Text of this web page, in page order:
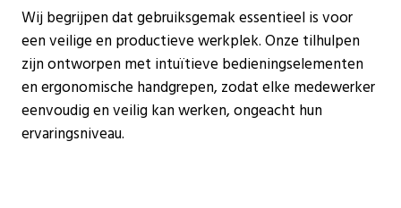
Wij begrijpen dat gebruiksgemak essentieel is voor
een veilige en productieve werkplek. Onze tilhulpen
zijn ontworpen met intuïtieve bedieningselementen
en ergonomische handgrepen, zodat elke medewerker
eenvoudig en veilig kan werken, ongeacht hun
ervaringsniveau.